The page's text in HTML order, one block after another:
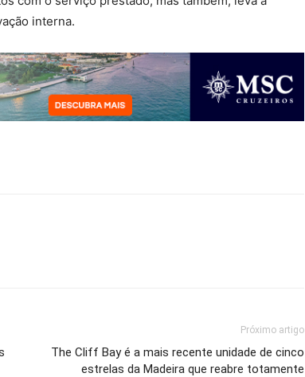
interna.
Próximo artigo
The Cliff Bay é a mais recente unidade de cinco
estrelas da Madeira que reabre totamente